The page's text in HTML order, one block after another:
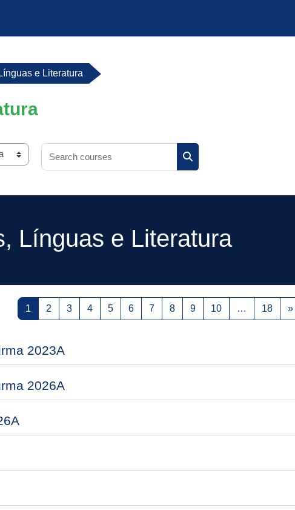
e Literatura
Search courses
Línguas e Literatura
1 Page 1
2Page 2
3Page 3
4Page 4
5Page 5
6Page 6
7Page 7
8Page 8
9Page 9
10Page 10
… 18 »
2023A
2026A